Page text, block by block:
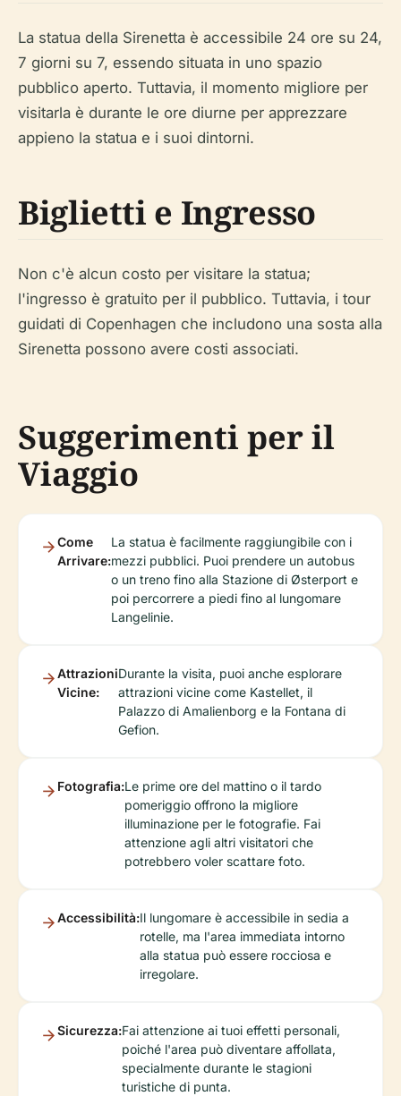
La statua della Sirenetta è accessibile 24 ore su 24,
7 giorni su 7, essendo situata in uno spazio
pubblico aperto. Tuttavia, il momento migliore per
visitarla è durante le ore diurne per apprezzare
appieno la statua e i suoi dintorni.
Biglietti e Ingresso
Non c'è alcun costo per visitare la statua;
l'ingresso è gratuito per il pubblico. Tuttavia, i tour
guidati di Copenhagen che includono una sosta alla
Sirenetta possono avere costi associati.
Suggerimenti per il
Viaggio
Come
Arrivare:
La statua è facilmente raggiungibile con i
mezzi pubblici. Puoi prendere un autobus
o un treno fino alla Stazione di Østerport e
poi percorrere a piedi fino al lungomare
Langelinie.
Attrazioni
Vicine:
Durante la visita, puoi anche esplorare
attrazioni vicine come Kastellet, il
Palazzo di Amalienborg e la Fontana di
Gefion.
Fotografia:Le prime ore del mattino o il tardo
pomeriggio offrono la migliore
illuminazione per le fotografie. Fai
attenzione agli altri visitatori che
potrebbero voler scattare foto.
Accessibilità:Il lungomare è accessibile in sedia a
rotelle, ma l'area immediata intorno
alla statua può essere rocciosa e
irregolare.
Sicurezza:Fai attenzione ai tuoi effetti personali,
poiché l'area può diventare affollata,
specialmente durante le stagioni
turistiche di punta.